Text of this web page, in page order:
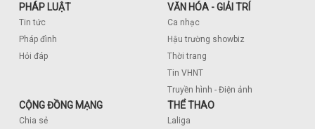
PHÁP LUẬT
Tin tức
Pháp đình
Hỏi đáp
VĂN HÓA - GIẢI TRÍ
Ca nhạc
Hậu trường showbiz
Thời trang
Tin VHNT
Truyền hình - Điện ảnh
CỘNG ĐỒNG MẠNG
Chia sẻ
THỂ THAO
Laliga